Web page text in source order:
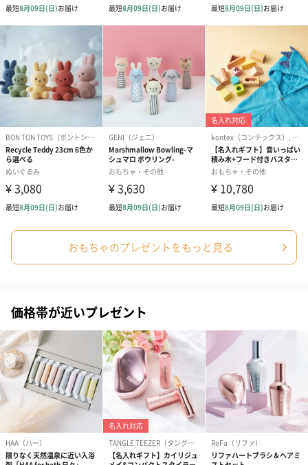
写真付きメッセージカ
ード（680円）
写真付きメッセージカ
ード（Thank you）ピ
ンク（680円）
【誕生日】
Birthday ホワ
刷なし）（
出産祝いちょい足しギフト
しいギフトオプションをご用意いたしました。
商品と同梱してお届けいたします。
絵本&うさぎ（ピンク）
（2,702円）
ノンカフェインフルー
ツティー（562円）
葉酸入りデカ
ヒー（875円）
ベビーグッズ
おもちゃのプレゼントをもっと見る
価格帯が近いプレゼント